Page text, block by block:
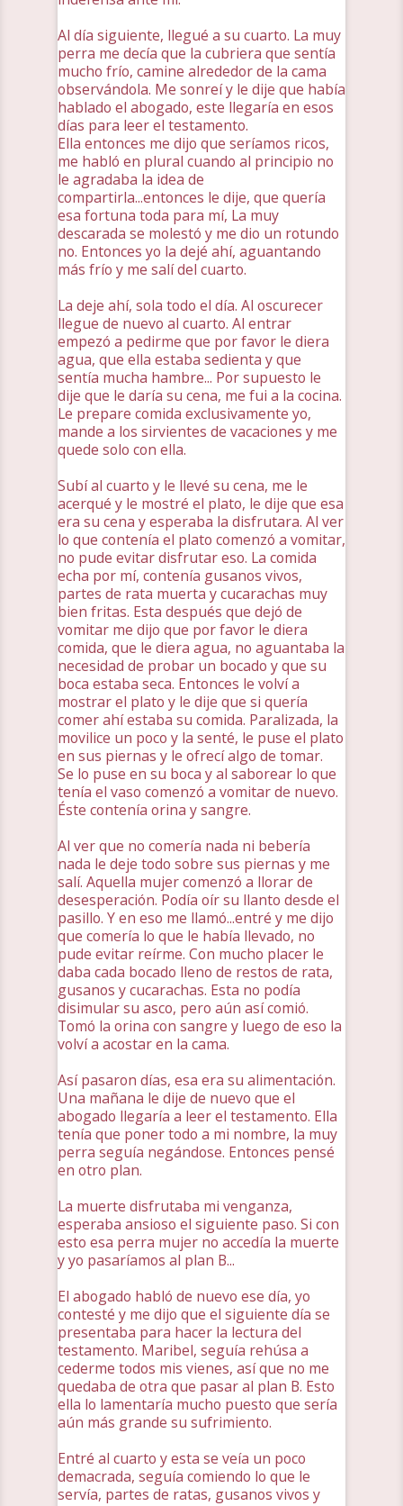
Al día siguiente, llegué a su cuarto. La muy
perra me decía que la cubriera que sentía
mucho frío, camine alrededor de la cama
observándola. Me sonreí y le dije que había
hablado el abogado, este llegaría en esos
días para leer el testamento.
Ella entonces me dijo que seríamos ricos,
me habló en plural cuando al principio no
le agradaba la idea de
compartirla...entonces le dije, que quería
esa fortuna toda para mí, La muy
descarada se molestó y me dio un rotundo
no. Entonces yo la dejé ahí, aguantando
más frío y me salí del cuarto.
La deje ahí, sola todo el día. Al oscurecer
llegue de nuevo al cuarto. Al entrar
empezó a pedirme que por favor le diera
agua, que ella estaba sedienta y que
sentía mucha hambre... Por supuesto le
dije que le daría su cena, me fui a la cocina.
Le prepare comida exclusivamente yo,
mande a los sirvientes de vacaciones y me
quede solo con ella.
Subí al cuarto y le llevé su cena, me le
acerqué y le mostré el plato, le dije que esa
era su cena y esperaba la disfrutara. Al ver
lo que contenía el plato comenzó a vomitar,
no pude evitar disfrutar eso. La comida
echa por mí, contenía gusanos vivos,
partes de rata muerta y cucarachas muy
bien fritas. Esta después que dejó de
vomitar me dijo que por favor le diera
comida, que le diera agua, no aguantaba la
necesidad de probar un bocado y que su
boca estaba seca. Entonces le volví a
mostrar el plato y le dije que si quería
comer ahí estaba su comida. Paralizada, la
movilice un poco y la senté, le puse el plato
en sus piernas y le ofrecí algo de tomar.
Se lo puse en su boca y al saborear lo que
tenía el vaso comenzó a vomitar de nuevo.
Éste contenía orina y sangre.
Al ver que no comería nada ni bebería
nada le deje todo sobre sus piernas y me
salí. Aquella mujer comenzó a llorar de
desesperación. Podía oír su llanto desde el
pasillo. Y en eso me llamó...entré y me dijo
que comería lo que le había llevado, no
pude evitar reírme. Con mucho placer le
daba cada bocado lleno de restos de rata,
gusanos y cucarachas. Esta no podía
disimular su asco, pero aún así comió.
Tomó la orina con sangre y luego de eso la
volví a acostar en la cama.
Así pasaron días, esa era su alimentación.
Una mañana le dije de nuevo que el
abogado llegaría a leer el testamento. Ella
tenía que poner todo a mi nombre, la muy
perra seguía negándose. Entonces pensé
en otro plan.
La muerte disfrutaba mi venganza,
esperaba ansioso el siguiente paso. Si con
esto esa perra mujer no accedía la muerte
y yo pasaríamos al plan B...
El abogado habló de nuevo ese día, yo
contesté y me dijo que el siguiente día se
presentaba para hacer la lectura del
testamento. Maribel, seguía rehúsa a
cederme todos mis vienes, así que no me
quedaba de otra que pasar al plan B. Esto
ella lo lamentaría mucho puesto que sería
aún más grande su sufrimiento.
Entré al cuarto y esta se veía un poco
demacrada, seguía comiendo lo que le
servía, partes de ratas, gusanos vivos y